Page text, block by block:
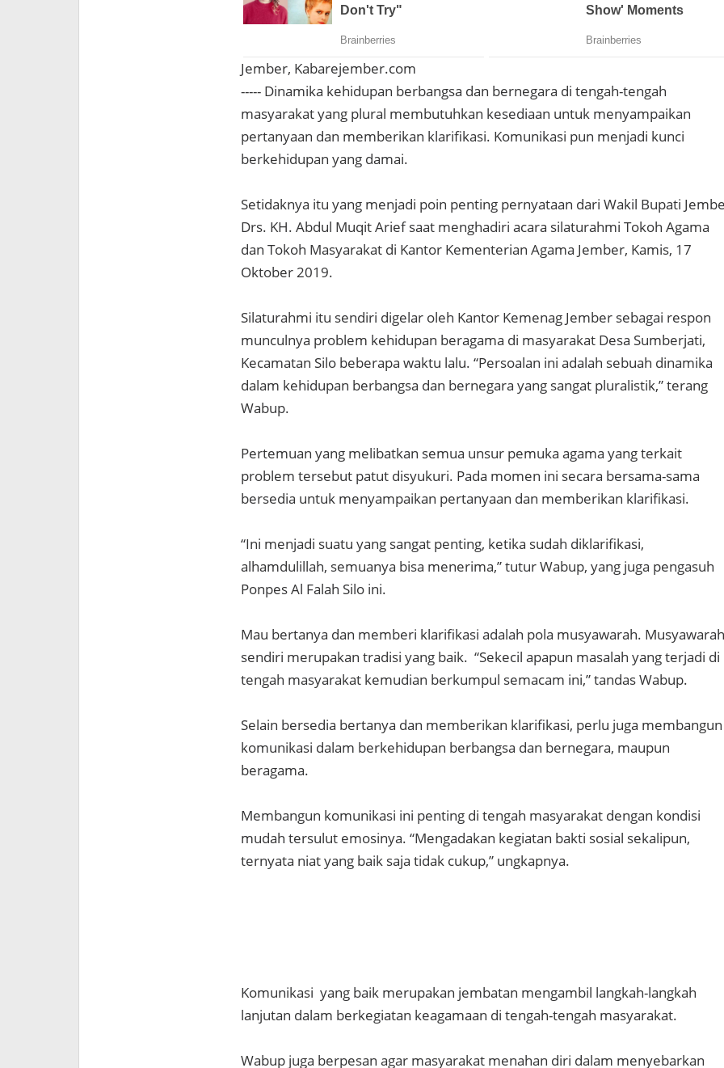
Jember, Kabarejember.com
----- Dinamika kehidupan berbangsa dan bernegara di tengah-tengah
masyarakat yang plural membutuhkan kesediaan untuk menyampaikan
pertanyaan dan memberikan klarifikasi. Komunikasi pun menjadi kunci
berkehidupan yang damai.
Setidaknya itu yang menjadi poin penting pernyataan dari Wakil Bupati
Drs. KH. Abdul Muqit Arief saat menghadiri acara silaturahmi Tokoh Agama
dan Tokoh Masyarakat di Kantor Kementerian Agama Jember, Kamis, 17
Oktober 2019.
Silaturahmi itu sendiri digelar oleh Kantor Kemenag Jember sebagai respon
munculnya problem kehidupan beragama di masyarakat Desa Sumberjati,
Kecamatan Silo beberapa waktu lalu. “Persoalan ini adalah sebuah dinamika
dalam kehidupan berbangsa dan bernegara yang sangat pluralistik,” terang
Wabup.
Pertemuan yang melibatkan semua unsur pemuka agama yang terkait
problem tersebut patut disyukuri. Pada momen ini secara bersama-sama
bersedia untuk menyampaikan pertanyaan dan memberikan klarifikasi.
“Ini menjadi suatu yang sangat penting, ketika sudah diklarifikasi,
alhamdulillah, semuanya bisa menerima,” tutur Wabup, yang juga pengasuh
Ponpes Al Falah Silo ini.
Mau bertanya dan memberi klarifikasi adalah pola musyawarah. Musyawarah
sendiri merupakan tradisi yang baik. “Sekecil apapun masalah yang terjadi di
tengah masyarakat kemudian berkumpul semacam ini,” tandas Wabup.
Selain bersedia bertanya dan memberikan klarifikasi, perlu juga membangun
komunikasi dalam berkehidupan berbangsa dan bernegara, maupun
beragama.
Membangun komunikasi ini penting di tengah masyarakat dengan kondisi
mudah tersulut emosinya. “Mengadakan kegiatan bakti sosial sekalipun,
ternyata niat yang baik saja tidak cukup,” ungkapnya.
Komunikasi yang baik merupakan jembatan mengambil langkah-langkah
lanjutan dalam berkegiatan keagamaan di tengah-tengah masyarakat.
Wabup juga berpesan agar masyarakat menahan diri dalam menyebarkan